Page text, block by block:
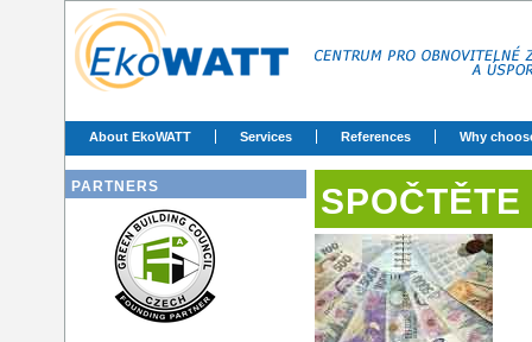
About EkoWATT Services References Why
PARTNERS